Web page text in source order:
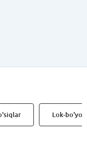
Lok-bo'yoq